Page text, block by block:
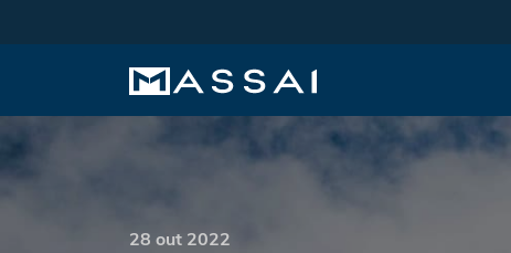
28 out 2022